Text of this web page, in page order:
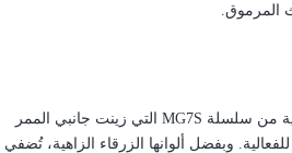
المرموق.
من سلسلة MG7S التي زينت جانبي الممر
وبفضل ألوانها الزرقاء الزاهية، تُضفي